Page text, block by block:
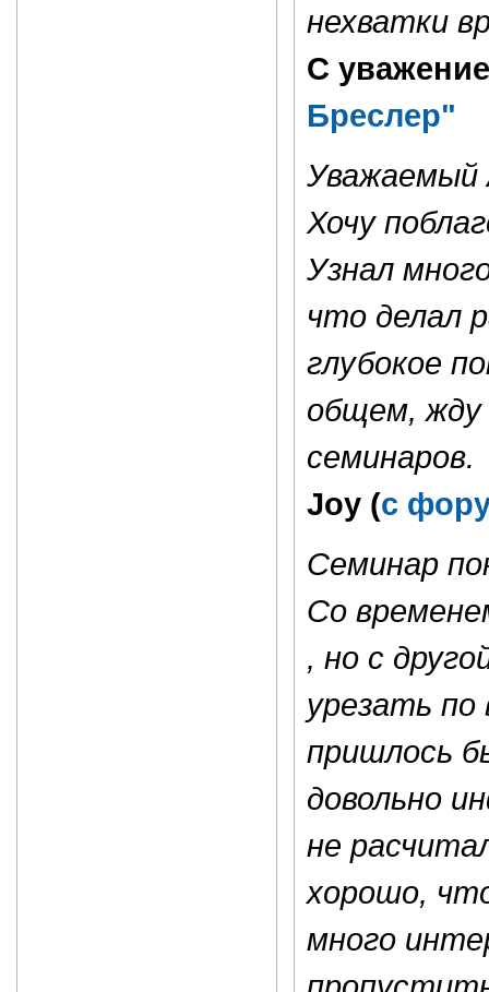
нехватки
С
Бреслер"
Уважаемый
Хочу
Узнал
что делал
глубокое
общем, жду
семинаров.
Joy (с
Семинар
Со
, но с
урезать по
пришлось
довольно
не
хорошо,
много